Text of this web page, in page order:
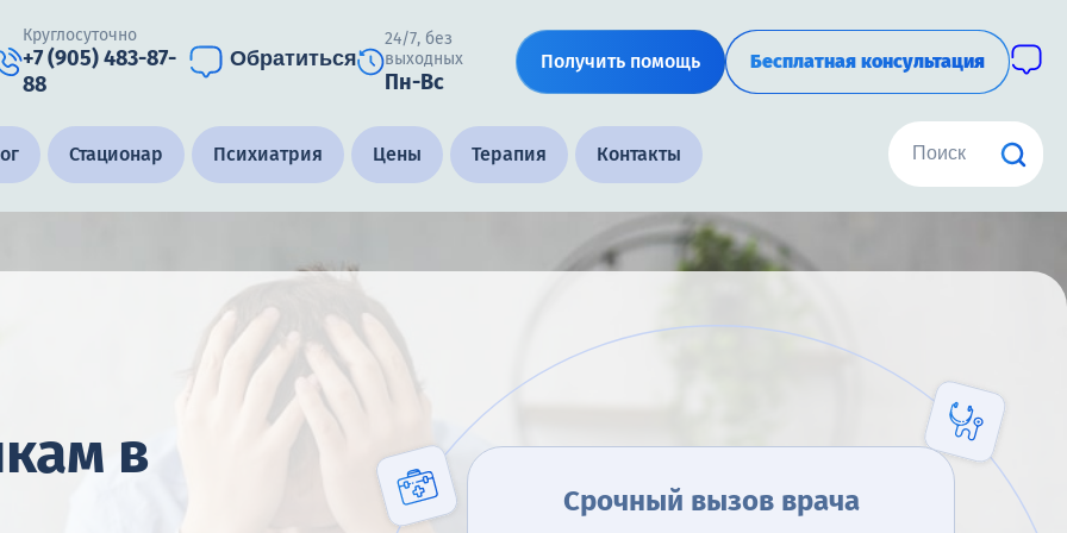
Круглосуточно
+7 (905) 483-87-
88
Обратиться
24/7, без
выходных
Пн-Вс
Получить помощь Бесплатная консультация
Стационар Психиатрия Цены Терапия Контакты
в
Срочный вызов врача